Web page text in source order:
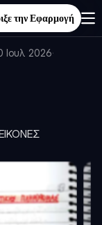
την Εφαρμογή
Ιουλ 2026·